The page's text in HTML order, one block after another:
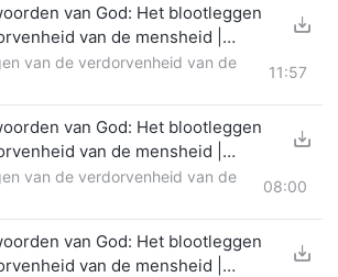
van God: Het blootleggen
van de mensheid |
van de verdorvenheid van de
11:57
van God: Het blootleggen
van de mensheid |
van de verdorvenheid van de
08:00
van God: Het blootleggen
van de mensheid |